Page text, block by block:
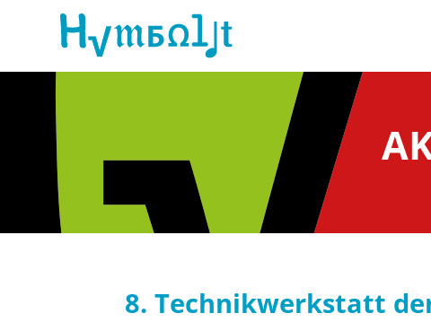
8. Technikwerkstatt